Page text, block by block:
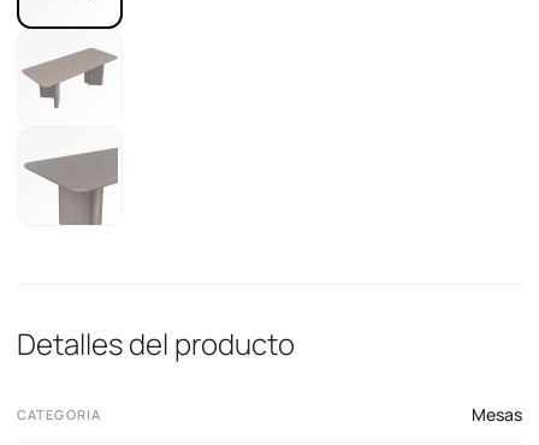
Detalles del producto
CATEGORIA Mesas